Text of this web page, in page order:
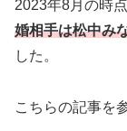
2023年8月の時
婚相手は松中み
した。
こちらの記事を